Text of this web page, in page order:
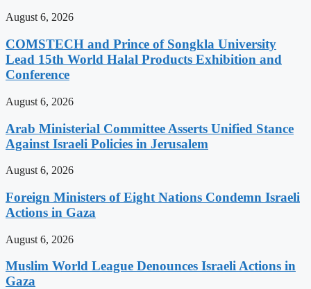
August 6, 2026
COMSTECH and Prince of Songkla University
Lead 15th World Halal Products Exhibition and
Conference
August 6, 2026
Arab Ministerial Committee Asserts Unified Stance
Against Israeli Policies in Jerusalem
August 6, 2026
Foreign Ministers of Eight Nations Condemn Israeli
Actions in Gaza
August 6, 2026
Muslim World League Denounces Israeli Actions in
Gaza